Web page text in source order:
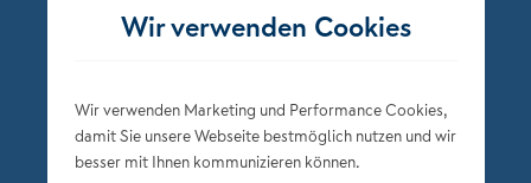
Wir verwenden Cookies
Wir verwenden Marketing und Performance Cookies,
damit Sie unsere Webseite bestmöglich nutzen und wir
besser mit Ihnen kommunizieren können.